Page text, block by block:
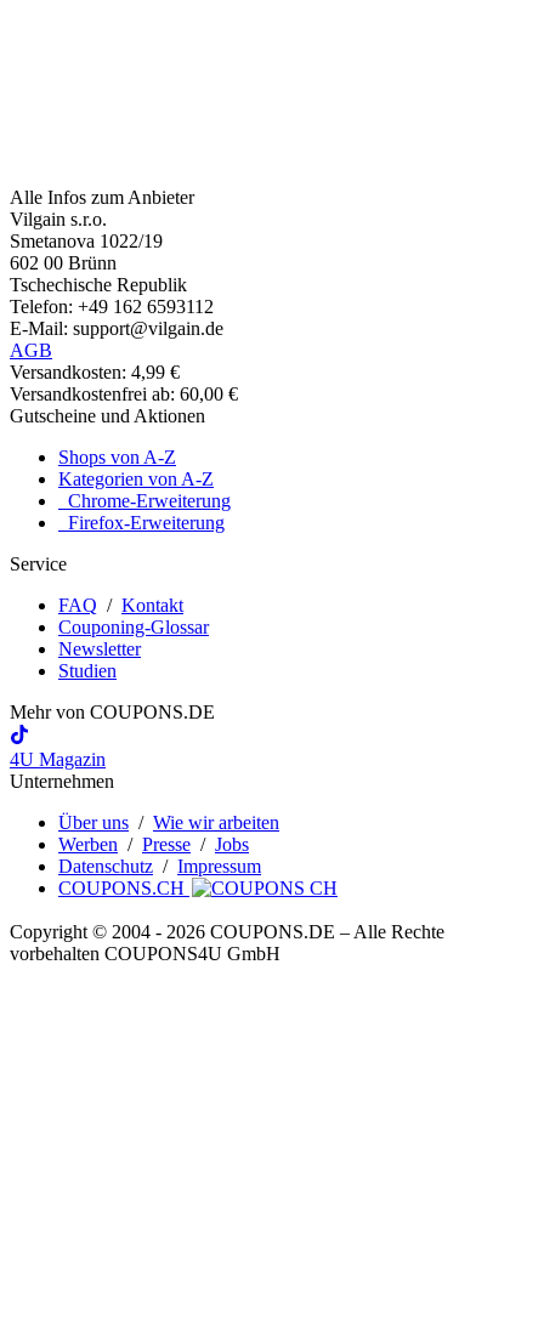
Alle Infos zum Anbieter
Vilgain s.r.o.
Smetanova 1022/19
602 00 Brünn
Tschechische Republik
Telefon: +49 162 6593112
E-Mail: support@vilgain.de
AGB
Versandkosten: 4,99 €
Versandkostenfrei ab: 60,00 €
Gutscheine und Aktionen
Shops von A-Z
Kategorien von A-Z
Chrome-Erweiterung
Firefox-Erweiterung
Service
FAQ / Kontakt
Couponing-Glossar
Newsletter
Studien
Mehr von COUPONS.DE
4U Magazin
Unternehmen
Über uns / Wie wir arbeiten
Werben / Presse / Jobs
Datenschutz / Impressum
COUPONS.CH
Copyright © 2004 ‐ 2026 COUPONS.DE – Alle Rechte
vorbehalten COUPONS4U GmbH